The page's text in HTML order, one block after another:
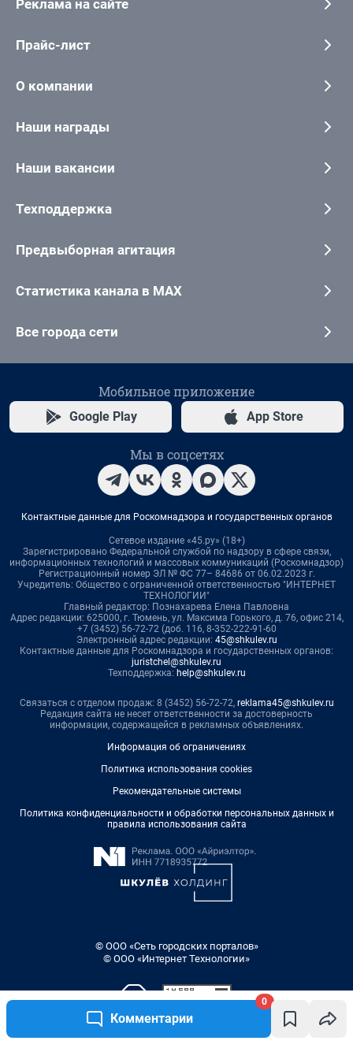
Комментарии
0
Реклама на сайте
Прайс-лист
О компании
Наши награды
Наши вакансии
Техподдержка
Предвыборная агитация
Статистика канала в MAX
Все города сети
Мобильное приложение
Google Play App Store
Мы в соцсетях
Контактные данные для Роскомнадзора и государственных органов
Сетевое издание «45.ру» (18+)
Зарегистрировано Федеральной службой по надзору в сфере связи,
информационных технологий и массовых коммуникаций (Роскомнадзор)
Регистрационный номер ЭЛ № ФС 77– 84686 от 06.02.2023 г.
Учредитель: Общество с ограниченной ответственностью "ИНТЕРНЕТ
ТЕХНОЛОГИИ"
Главный редактор: Познахарева Елена Павловна
Адрес редакции: 625000, г. Тюмень, ул. Максима Горького, д. 76, офис 214,
+7 (3452) 56-72-72 (доб. 116, 8-352-222-91-60
Электронный адрес редакции: 45@shkulev.ru
Контактные данные для Роскомнадзора и государственных органов:
juristchel@shkulev.ru
Техподдержка: help@shkulev.ru
Связаться с отделом продаж: 8 (3452) 56-72-72, reklama45@shkulev.ru
Редакция сайта не несет ответственности за достоверность
информации, содержащейся в рекламных объявлениях.
Информация об ограничениях
Политика использования cookies
Рекомендательные системы
Политика конфиденциальности и обработки персональных данных и
правила использования сайта
© ООО «Сеть городских порталов»
© ООО «Интернет Технологии»